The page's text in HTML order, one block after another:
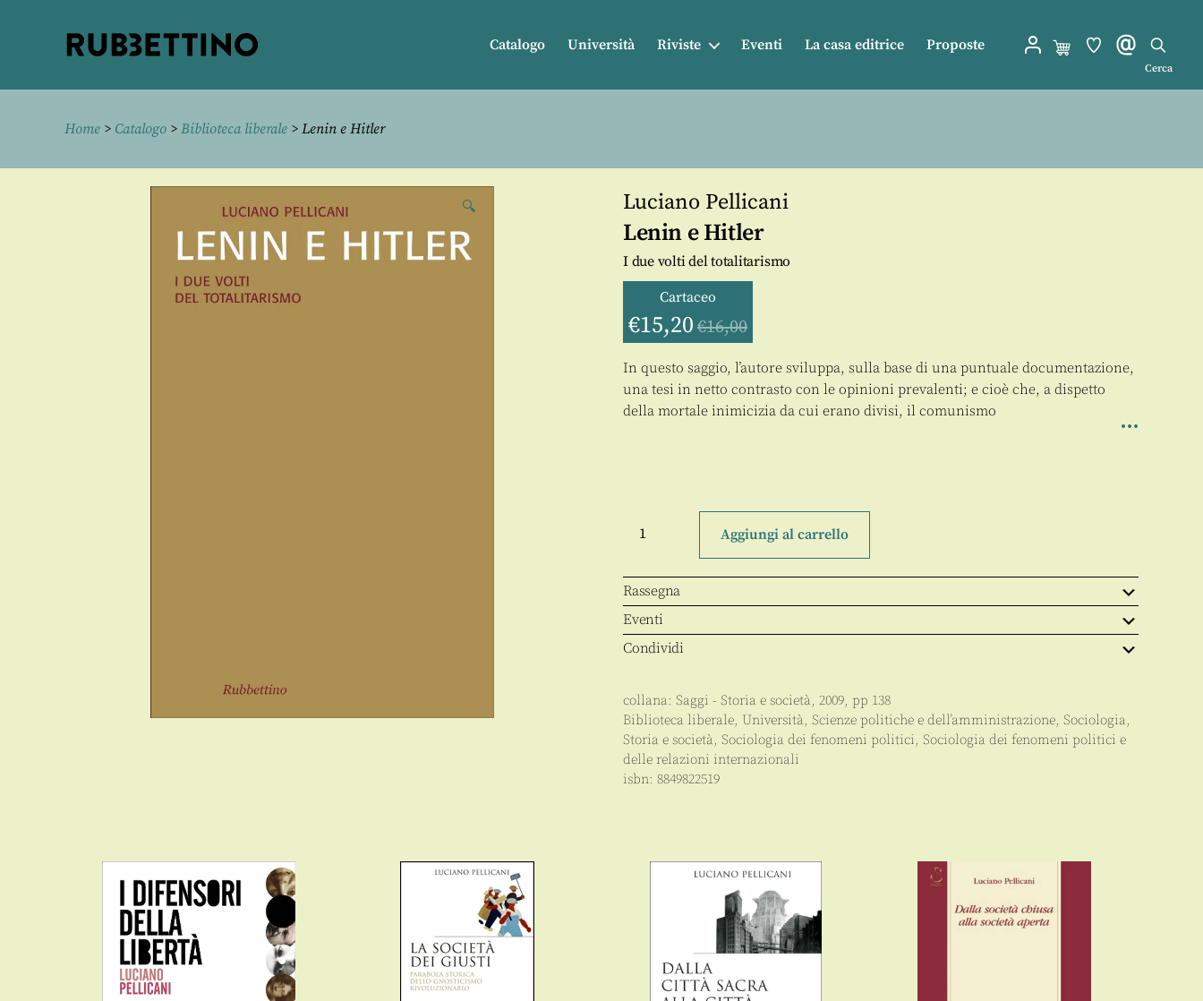
Catalogo Università Riviste Eventi La casa editrice Proposte
Cerca
Home > Catalogo > Biblioteca liberale > Lenin e Hitler
🔍 Luciano Pellicani
Lenin e Hitler
I due volti del totalitarismo
Cartaceo
€15,20 €16,00
In questo saggio, l’autore sviluppa, sulla base di una puntuale documentazione,
una tesi in netto contrasto con le opinioni prevalenti; e cioè che, a dispetto
della mortale inimicizia da cui erano divisi, il comunismo
Aggiungi al carrello
Rassegna
Eventi
Condividi
collana: Saggi - Storia e società, 2009, pp 138
Biblioteca liberale, Università, Scienze politiche e dell’amministrazione, Sociologia,
Storia e società, Sociologia dei fenomeni politici, Sociologia dei fenomeni politici e
delle relazioni internazionali
isbn: 8849822519